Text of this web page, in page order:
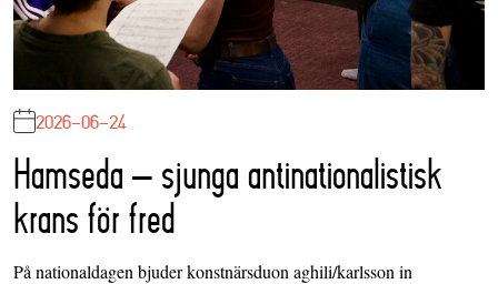
2026-06-24
Hamseda – sjunga antinationalistisk
krans för fred
På nationaldagen bjuder konstnärsduon aghili/karlsson in